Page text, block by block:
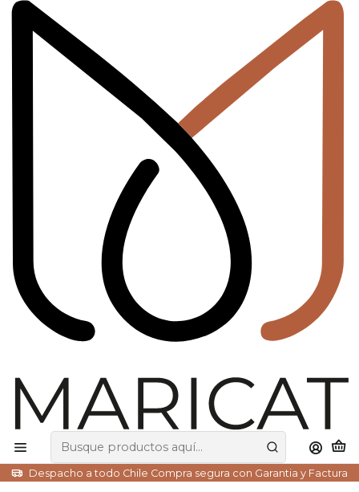
Despacho a todo Chile Compra segura con Garantia y Factura